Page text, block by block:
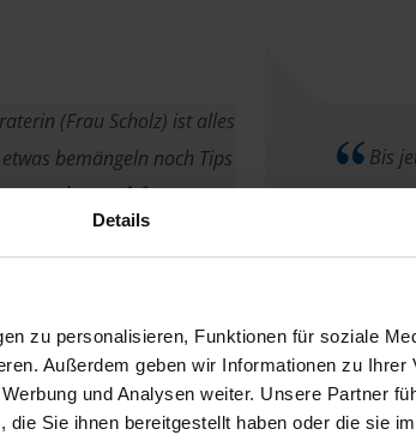
Details
zu personalisieren, Funktionen für soziale
Außerdem geben wir Informationen zu Ihrer
und Analysen weiter. Unsere Partner
Sie ihnen bereitgestellt haben oder die sie
(Frau Scholz) ist alles
bemängeln noch Tips
geben ...
Bis